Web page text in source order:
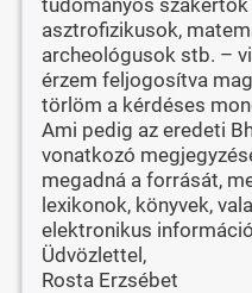
asztrofizikusok,
archeológusok stb. –
érzem feljogosítva
törlöm a kérdéses
Ami pedig az eredeti
vonatkozó
megadná a forrását,
lexikonok, könyvek,
elektronikus
Üdvözlettel,
Rosta Erzsébet